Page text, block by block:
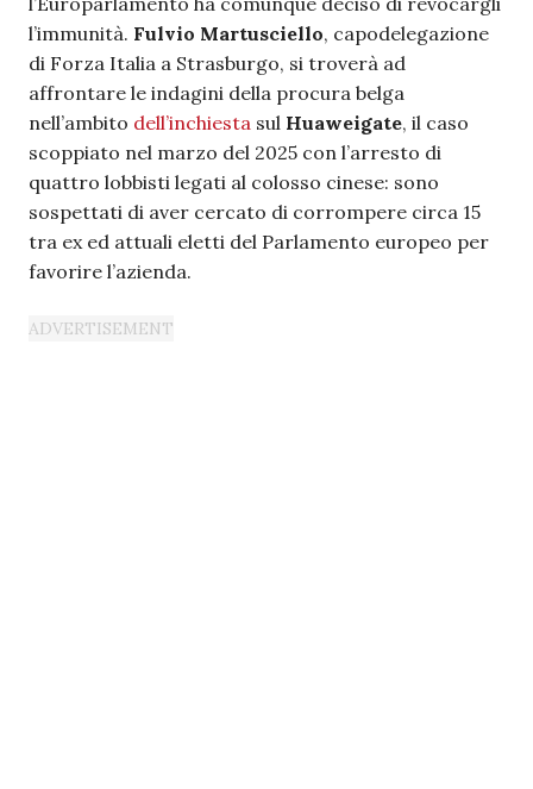
l’immunità. Fulvio Martusciello, capodelegazione
di Forza Italia a Strasburgo, si troverà ad
affrontare le indagini della procura belga
nell’ambito dell’inchiesta sul Huaweigate, il caso
scoppiato nel marzo del 2025 con l’arresto di
quattro lobbisti legati al colosso cinese: sono
sospettati di aver cercato di corrompere circa 15
tra ex ed attuali eletti del Parlamento europeo per
favorire l’azienda.